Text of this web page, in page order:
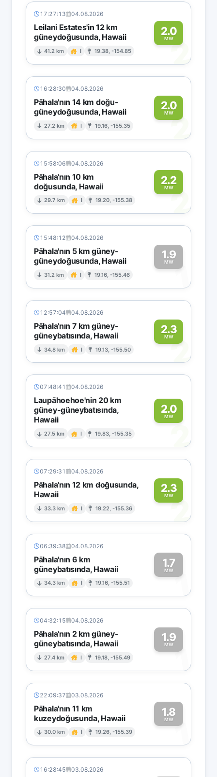
17:27:13 04.08.2026
Leilani Estates'in 12 km
güneydoğusunda, Hawaii
41.2 km I 19.38, -154.85
2.0
MW2
16:28:30 04.08.2026
Pāhala'nın 14 km doğu-
güneydoğusunda, Hawaii
27.2 km I 19.16, -155.35
2.0
MW2
15:58:06 04.08.2026
Pāhala'nın 10 km
doğusunda, Hawaii
29.7 km I 19.20, -155.38
2.2
MW2
15:48:12 04.08.2026
Pāhala'nın 5 km güney-
güneydoğusunda, Hawaii
31.2 km I 19.16, -155.46
1.9
MW1
12:57:04 04.08.2026
Pāhala'nın 7 km güney-
güneybatısında, Hawaii
34.8 km I 19.13, -155.50
2.3
MW2
07:48:41 04.08.2026
Laupāhoehoe'nin 20 km
güney-güneybatısında,
Hawaii
27.5 km I 19.83, -155.35
2.0
MW
2
07:29:31 04.08.2026
Pāhala'nın 12 km doğusunda,
Hawaii
33.3 km I 19.22, -155.36
2.3
MW2
06:39:38 04.08.2026
Pāhala'nın 6 km
güneybatısında, Hawaii
34.3 km I 19.16, -155.51
1.7
MW1
04:32:15 04.08.2026
Pāhala'nın 2 km güney-
güneybatısında, Hawaii
27.4 km I 19.18, -155.49
1.9
MW1
22:09:37 03.08.2026
Pāhala'nın 11 km
kuzeydoğusunda, Hawaii
30.0 km I 19.26, -155.39
1.8
MW1
16:28:45 03.08.2026